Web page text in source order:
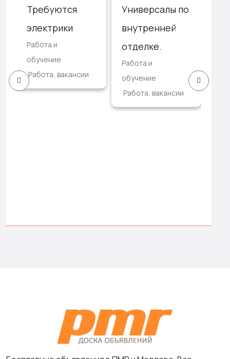
Требуются
электрики
Работа и
обучение
Работа, вакансии
Универсалы по
внутренней
отделке.
Работа и
обучение
Работа, вакансии